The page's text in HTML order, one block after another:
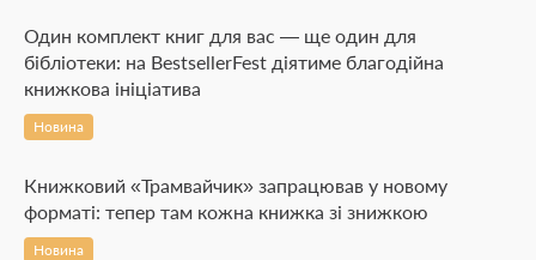
Один комплект книг для вас — ще один для
бібліотеки: на BestsellerFest діятиме благодійна
книжкова ініціатива
Новина
Книжковий «Трамвайчик» запрацював у новому
форматі: тепер там кожна книжка зі знижкою
Новина